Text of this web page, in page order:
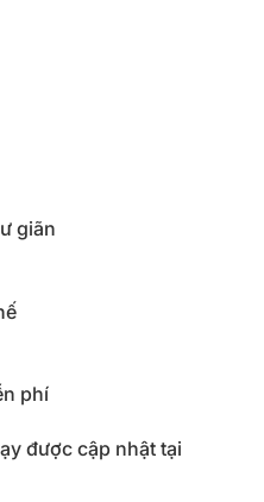
giãn
phí
được cập nhật tại